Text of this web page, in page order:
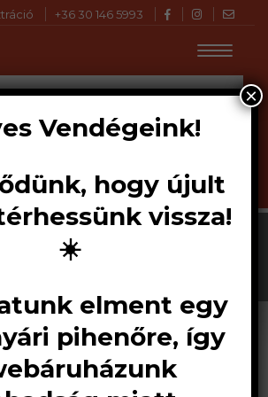
+36 30 146 5993
KERESÉS
RD850
Vendégeink!
hogy újult
vissza!
☀️
elment egy
pihenőre, így
×